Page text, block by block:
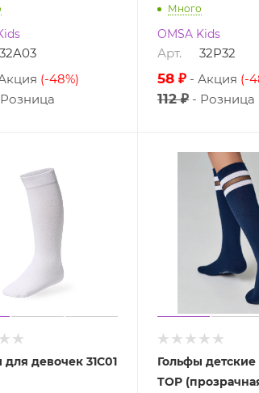
32A03
(-48%)
Розница
Много
OMSA Kids
Арт. 32P32
58 ₽ Акция (-
112 ₽ Розница
для девочек 31C01
Гольфы детские
TOP